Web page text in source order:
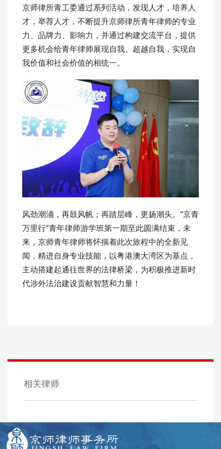
京师律所青工委通过系列活动，发现人才，培养人
才，举荐人才，不断提升京师律所青年律师的专业
力、品牌力、影响力，并通过构建交流平台，提供
更多机会给青年律师展现自我、超越自我，实现自
我价值和社会价值的相统一。
风劲潮涌，再鼓风帆；再踏层峰，更扬潮头。“京青
万里行”青年律师游学班第一期至此圆满结束，未
来，京师青年律师将怀揣着此次旅程中的全新见
闻，精进自身专业技能，以粤港澳大湾区为基点，
主动搭建起通往世界的法律桥梁，为积极推进新时
代涉外法治建设贡献智慧和力量！
相关律师